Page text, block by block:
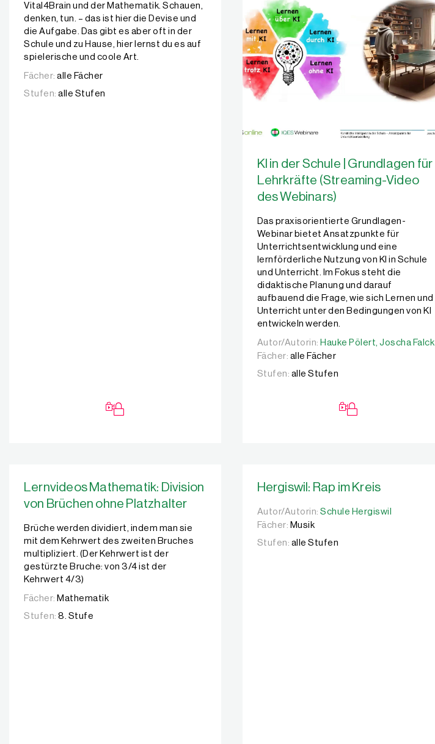
Vital4Brain und der Mathematik. Schauen,
denken, tun. – das ist hier die Devise und
die Aufgabe. Das gibt es aber oft in der
Schule und zu Hause, hier lernst du es auf
spielerische und coole Art.
Fächer: alle Fächer
Stufen: alle Stufen
KI in der Schule | Grundlagen für
Lehrkräfte (Streaming-Video
des Webinars)
Das praxisorientierte Grundlagen-
Webinar bietet Ansatzpunkte für
Unterrichtsentwicklung und eine
lernförderliche Nutzung von KI in Schule
und Unterricht. Im Fokus steht die
didaktische Planung und darauf
aufbauend die Frage, wie sich Lernen und
Unterricht unter den Bedingungen von KI
entwickeln werden.
Autor/Autorin: Hauke Pölert,Joscha Falck
Autor/Autorin: Hauke Pölert,Joscha Falck
Fächer: alle Fächer
Stufen: alle Stufen
Lernvideos Mathematik: Division
von Brüchen ohne Platzhalter
Brüche werden dividiert, indem man sie
mit dem Kehrwert des zweiten Bruches
multipliziert. (Der Kehrwert ist der
gestürzte Bruche: von 3/4 ist der
Kehrwert 4/3)
Fächer: Mathematik
Stufen: 8. Stufe
Hergiswil: Rap im Kreis
Autor/Autorin: Schule Hergiswil
Autor/Autorin: Schule Hergiswil
Fächer: Musik
Stufen: alle Stufen